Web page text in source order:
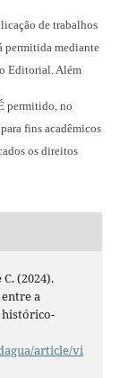
de trabalhos
permitida mediante
Editorial. Além
permitido, no
fins acadêmicos
os direitos
(2024).
a
histórico-
article/vi